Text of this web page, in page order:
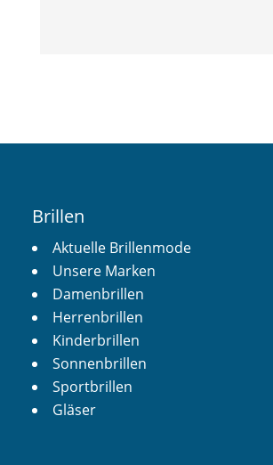
Brillen
Aktuelle Brillenmode
Unsere Marken
Damenbrillen
Herrenbrillen
Kinderbrillen
Sonnenbrillen
Sportbrillen
Gläser